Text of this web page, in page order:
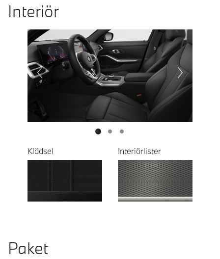
Interiör
Prevoius
Next
Klädsel Interiörlister
Paket